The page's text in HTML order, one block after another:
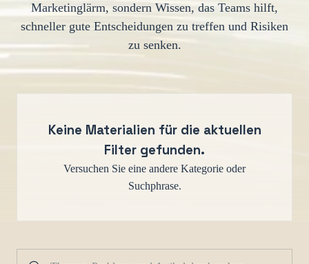
Marketinglärm, sondern Wissen, das Teams hilft,
schneller gute Entscheidungen zu treffen und Risiken
zu senken.
Keine Materialien für die aktuellen
Filter gefunden.
Versuchen Sie eine andere Kategorie oder
Suchphrase.